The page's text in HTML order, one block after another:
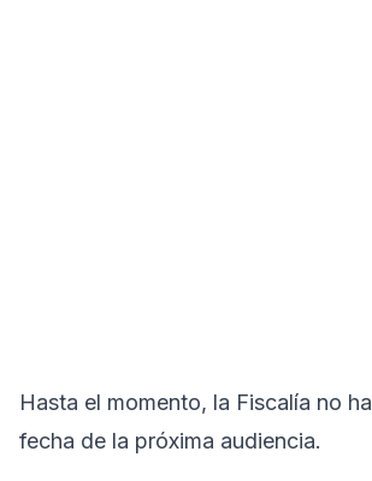
Hasta el momento, la Fiscalía no
fecha de la próxima audiencia.